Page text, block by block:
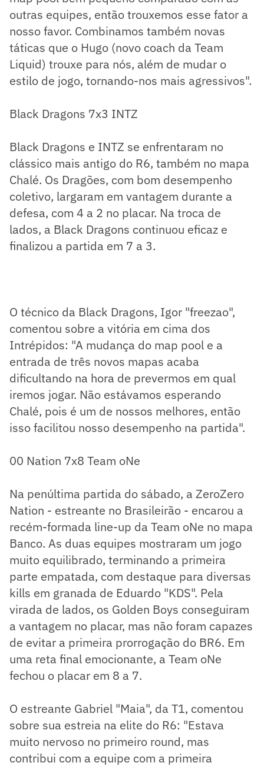
outras equipes, então trouxemos esse fator a
nosso favor. Combinamos também novas
táticas que o Hugo (novo coach da Team
Liquid) trouxe para nós, além de mudar o
estilo de jogo, tornando-nos mais agressivos".
Black Dragons 7x3 INTZ
Black Dragons e INTZ se enfrentaram no
clássico mais antigo do R6, também no mapa
Chalé. Os Dragões, com bom desempenho
coletivo, largaram em vantagem durante a
defesa, com 4 a 2 no placar. Na troca de
lados, a Black Dragons continuou eficaz e
finalizou a partida em 7 a 3.
O técnico da Black Dragons, Igor "freezao",
comentou sobre a vitória em cima dos
Intrépidos: "A mudança do map pool e a
entrada de três novos mapas acaba
dificultando na hora de prevermos em qual
iremos jogar. Não estávamos esperando
Chalé, pois é um de nossos melhores, então
isso facilitou nosso desempenho na partida".
00 Nation 7x8 Team oNe
Na penúltima partida do sábado, a ZeroZero
Nation - estreante no Brasileirão - encarou a
recém-formada line-up da Team oNe no mapa
Banco. As duas equipes mostraram um jogo
muito equilibrado, terminando a primeira
parte empatada, com destaque para diversas
kills em granada de Eduardo "KDS". Pela
virada de lados, os Golden Boys conseguiram
a vantagem no placar, mas não foram capazes
de evitar a primeira prorrogação do BR6. Em
uma reta final emocionante, a Team oNe
fechou o placar em 8 a 7.
O estreante Gabriel "Maia", da T1, comentou
sobre sua estreia na elite do R6: "Estava
muito nervoso no primeiro round, mas
contribui com a equipe com a primeira